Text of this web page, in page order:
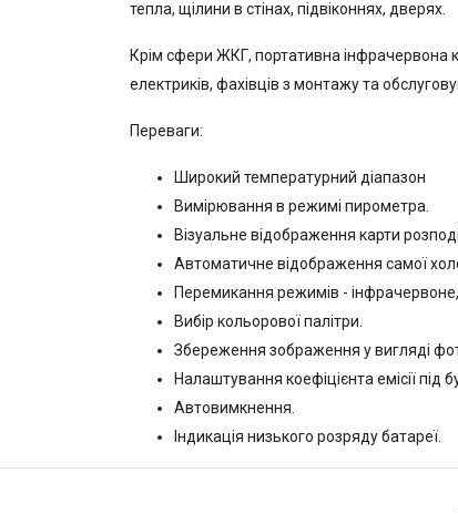
тепла, щілини в стінах, підвіконнях, дверях.
Крім сфери ЖКГ, портативна інфрачервона
електриків, фахівців з монтажу та
Переваги:
Широкий температурний діапазон
Вимірювання в режимі пирометра.
Візуальне відображення карти
Автоматичне відображення самої
Перемикання режимів -
Вибір кольорової палітри.
Збереження зображення у вигляді
Налаштування коефіцієнта емісії під
Автовимкнення.
Індикація низького розряду батареї.